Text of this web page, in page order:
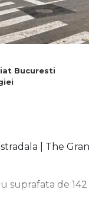
Bucuresti
| The
suprafata de